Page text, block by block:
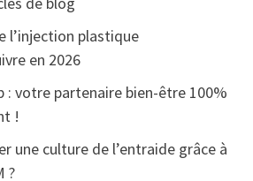
l’injection plastique
en 2026
: votre partenaire bien-être 100%
!
une culture de l’entraide grâce à
?